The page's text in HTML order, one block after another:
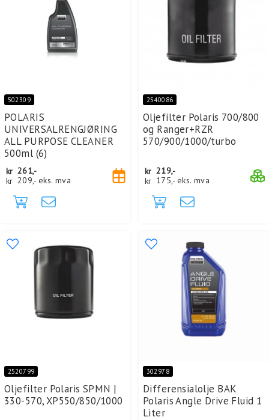
502309
POLARIS
UNIVERSALRENGJØRING
ALL PURPOSE CLEANER
500ml (6)
kr 261,-
kr 209,- eks. mva
2540086
Oljefilter Polaris 700/800
og Ranger+RZR
570/900/1000/turbo
kr 219,-
kr 175,- eks. mva
2520799
Oljefilter Polaris SPMN |
330-570, XP550/850/1000
302978
Differensialolje BAK
Polaris Angle Drive Fluid 1
Liter